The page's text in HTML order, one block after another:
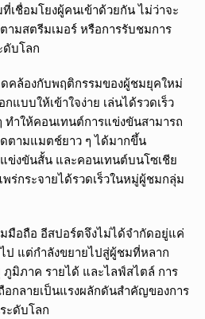
เชื่อมโยงผู้คนเข้าด้วยกัน ไม่ว่าจะ
ามสตรีมเมอร์ หรือการรับชมการ
บโลก
คล้องกับพฤติกรรมของผู้ชมยุคใหม่
แบบให้เข้าใจง่าย เล่นได้รวดเร็ว
ทำให้คอนเทนต์การแข่งขันสามารถ
ตามแมตช์ยาว ๆ ได้มากขึ้น
ข่งขันสั้น และคอนเทนต์บนโซเชีย
ร่กระจายได้รวดเร็วในหมู่ผู้ชมกลุ่ม
มือถือ อีสปอร์ตจึงไม่ได้จำกัดอยู่แค่
ป แต่กำลังขยายไปสู่ผู้ชมที่หลาก
มิภาค รายได้ และไลฟ์สไตล์ การ
อกลายเป็นแรงผลักดันสำคัญของการ
ะดับโลก